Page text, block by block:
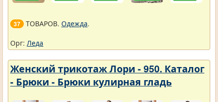
37 ТОВАРОВ. Одежда.
Орг: Леда
Женский трикотаж Лори - 950. Каталог
- Брюки - Брюки кулирная гладь